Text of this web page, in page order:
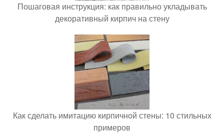
Пошаговая инструкция: как правильно укладывать
декоративный кирпич на стену
Как сделать имитацию кирпичной стены: 10 стильных
примеров